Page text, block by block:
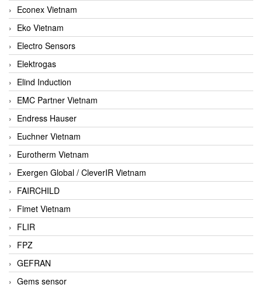
Econex Vietnam
Eko Vietnam
Electro Sensors
Elektrogas
Elind Induction
EMC Partner Vietnam
Endress Hauser
Euchner Vietnam
Eurotherm Vietnam
Exergen Global / CleverIR Vietnam
FAIRCHILD
Fimet Vietnam
FLIR
FPZ
GEFRAN
Gems sensor